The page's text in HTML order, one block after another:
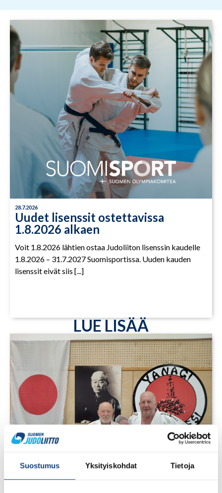
Suostumus Yksityiskohdat Tietoja
28.7.2026
Uudet lisenssit ostettavissa
1.8.2026 alkaen
Voit 1.8.2026 lähtien ostaa Judoliiton lisenssin kaudelle
1.8.2026 – 31.7.2027 Suomisportissa. Uuden kauden
lisenssit eivät siis [...]
LUE LISÄÄ